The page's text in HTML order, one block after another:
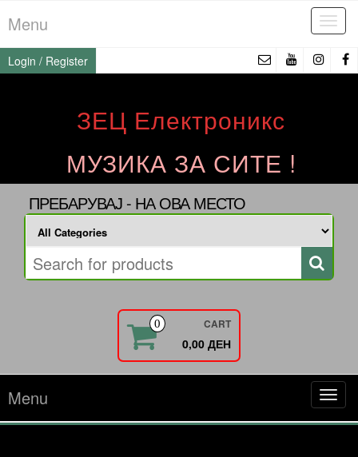
to
the
content
Menu
Login / Register
ЗЕЦ Електроникс
МУЗИКА ЗА СИТЕ !
ПРЕБАРУВАЈ - НА ОВА МЕСТО
0 CART
0,00 ДЕН
Menu